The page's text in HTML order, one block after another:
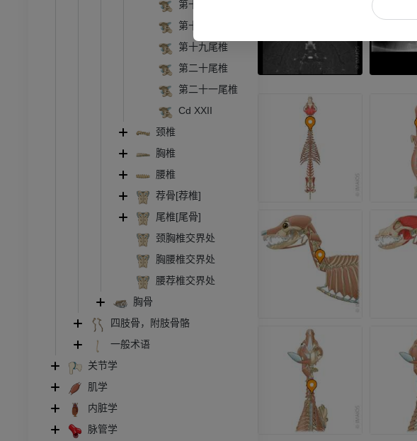
第十七尾椎
第十八尾椎
第十九尾椎
第二十尾椎
第二十一尾椎
Cd XXII
颈椎
胸椎
腰椎
荐骨[荐椎]
尾椎[尾骨]
颈胸椎交界处
胸腰椎交界处
腰荐椎交界处
胸骨
四肢骨，附肢骨骼
一般术语
关节学
肌学
内脏学
脉管学